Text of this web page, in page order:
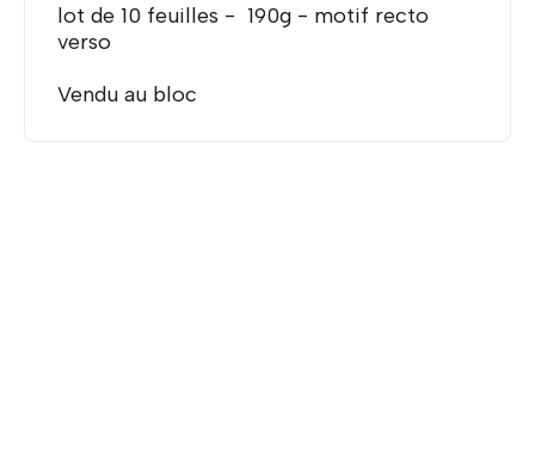
lot de 10 feuilles - 190g - motif recto
verso
Vendu au bloc